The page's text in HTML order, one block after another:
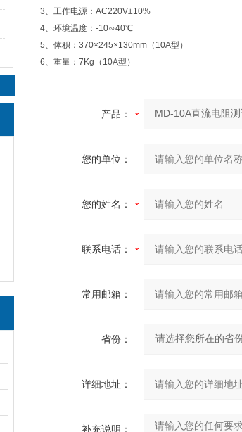
3、工作电源：AC220V±10%
4、环境温度：-10∽40℃
5、体积：370×245×130mm（10A型）
6、重量：7Kg（10A型）
产品：
您的单位：
您的姓名：
联系电话：
常用邮箱：
省份：
详细地址：
补充说明：